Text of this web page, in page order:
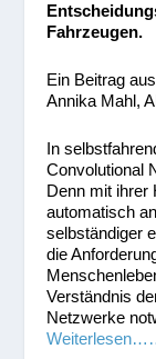
Fahrzeugen.
Ein Beitrag
Annika Mahl,
In
Convolutional
Denn mit ihrer
automatisch
selbständiger
die
Verständnis
Netzwerke